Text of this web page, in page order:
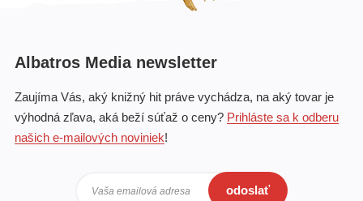
Albatros Media newsletter
Zaujíma Vás, aký knižný hit práve vychádza, na aký tovar je
výhodná zľava, aká beží súťaž o ceny? Prihláste sa k odberu
našich e-mailových noviniek!
Vaša emailová adresa odoslať